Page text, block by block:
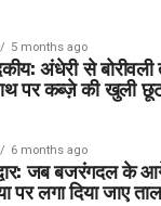
5 months ago
अंधेरी से
पर कब्ज़े की खुली
6 months ago
जब बजरंगदल के
पर लगा दिया जाए